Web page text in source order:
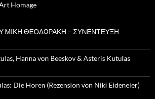
Homage
ΜΙΚΗ ΘΕΟΔΩΡΑΚΗ – ΣΥΝΕΝΤΕΥΞΗ
Hanna von Beeskov & Asteris Kutulas
Die Horen (Rezension von Niki Eideneier)